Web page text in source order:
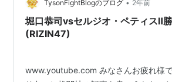
期待したいですね！ 【スポンサーリン
波での放送は無…
TysonFightBlogのブログ • 2年前
堀口恭司vsセルジオ・ペティスⅡ
(RIZIN47)
www.youtube.com みなさんお疲れ様